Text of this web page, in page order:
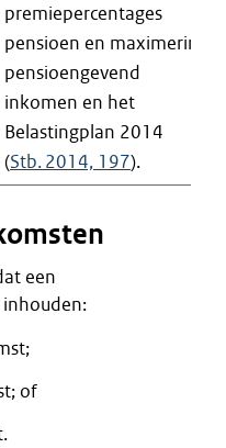
premiepercentages
pensioen en maximering
pensioengevend
inkomen en het
Belastingplan 2014
(Stb. 2014, 197).
een
of